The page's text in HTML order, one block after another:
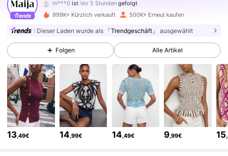
t***4ist am Durchsuchen
4,80
2.7M Follower
4,80
4,80 2.7M Follower
4,80 2.7M Follower
999K+ Kürzlich verkauft 500K+ Erneut kaufen
Dieser Laden wurde als 「Trendgeschäft」 ausgewählt
Folgen Alle Artikel
13 ,49€ 14 ,99€ 14 ,49€ 9 ,99€ 15